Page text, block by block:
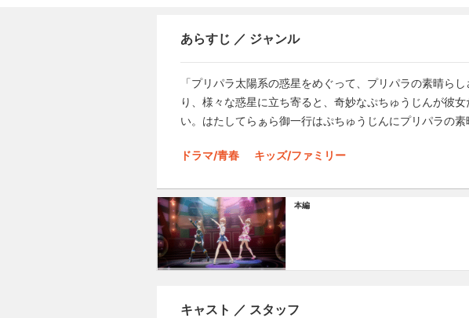
あらすじ ／ ジャンル
「プリパラ太陽系の惑星をめぐって、プリパラの素晴ら
り、様々な惑星に立ち寄ると、奇妙なぷちゅうじんが彼
い。はたしてらぁら御一行はぷちゅうじんにプリパラの
ドラマ/青春 キッズ/ファミリー
本編
キャスト ／ スタッフ